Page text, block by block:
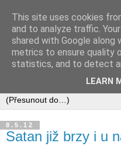
8.5.12
Satan již brzy i u
This site uses cookies
and to analyze traffic.
shared with Google
metrics to ensure quality
statistics, and to detect
LEARN